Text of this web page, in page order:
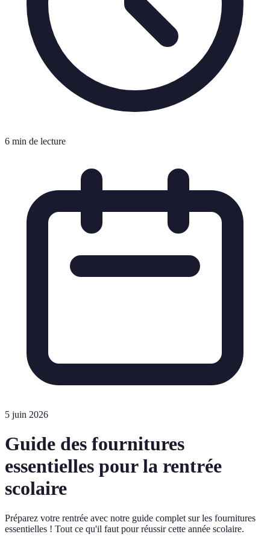
6 min de lecture
5 juin 2026
Guide des fournitures
essentielles pour la rentrée
scolaire
Préparez votre rentrée avec notre guide complet sur les fournitures
essentielles ! Tout ce qu'il faut pour réussir cette année scolaire.